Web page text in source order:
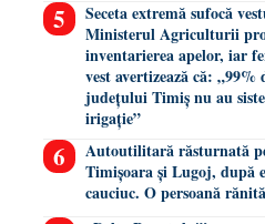
Seceta extremă sufocă
Ministerul Agriculturii
inventarierea apelor, iar
vest avertizează că:
județului Timiș nu au
irigație”
Autoutilitară răsturnată
Timișoara și Lugoj, după
cauciuc. O persoană